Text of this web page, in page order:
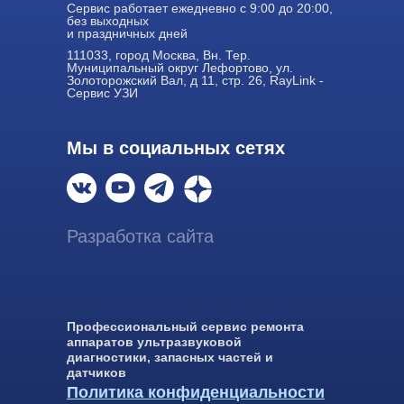
Мы в социальных сетях
Сервис работает ежедневно с 9:00 до 20:00,
без выходных
и праздничных дней
111033, город Москва, Вн. Тер.
Муниципальный округ Лефортово, ул.
Золоторожский Вал, д 11, стр. 26, RayLink -
Сервис УЗИ
Профессиональный сервис ремонта
аппаратов ультразвуковой
диагностики, запасных частей и
датчиков
Политика конфиденциальности
Разработка сайта